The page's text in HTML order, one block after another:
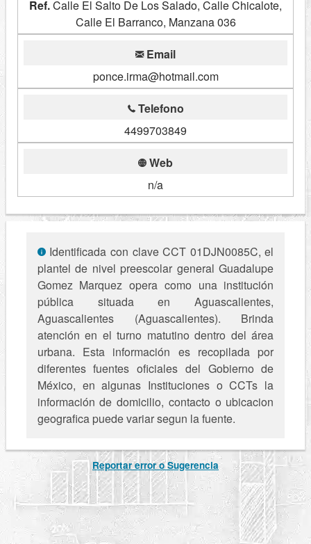
Ref.Calle El Salto De Los Salado, Calle Chicalote,
Calle El Barranco, Manzana 036
Email
ponce.irma@hotmail.com
Telefono
4499703849
Web
n/a
Identificada con clave CCT 01DJN0085C, el
plantel de nivel preescolar general Guadalupe
Gomez Marquez opera como una institución
pública situada en Aguascalientes,
Aguascalientes (Aguascalientes). Brinda
atención en el turno matutino dentro del área
urbana. Esta información es recopilada por
diferentes fuentes oficiales del Gobierno de
México, en algunas Instituciones o CCTs la
información de domicilio, contacto o ubicacion
geografica puede variar segun la fuente.
Reportar error o Sugerencia